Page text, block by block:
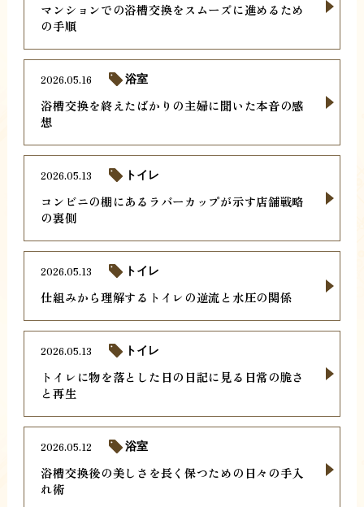
マンションでの浴槽交換をスムーズに進めるため
の手順
浴槽交換を終えたばかりの主婦に聞いた本音の感
想
2026.05.16 浴室
コンビニの棚にあるラバーカップが示す店舗戦略
の裏側
2026.05.13 トイレ
仕組みから理解するトイレの逆流と水圧の関係
2026.05.13 トイレ
トイレに物を落とした日の日記に見る日常の脆さ
と再生
2026.05.13 トイレ
浴槽交換後の美しさを長く保つための日々の手入
れ術
2026.05.12 浴室